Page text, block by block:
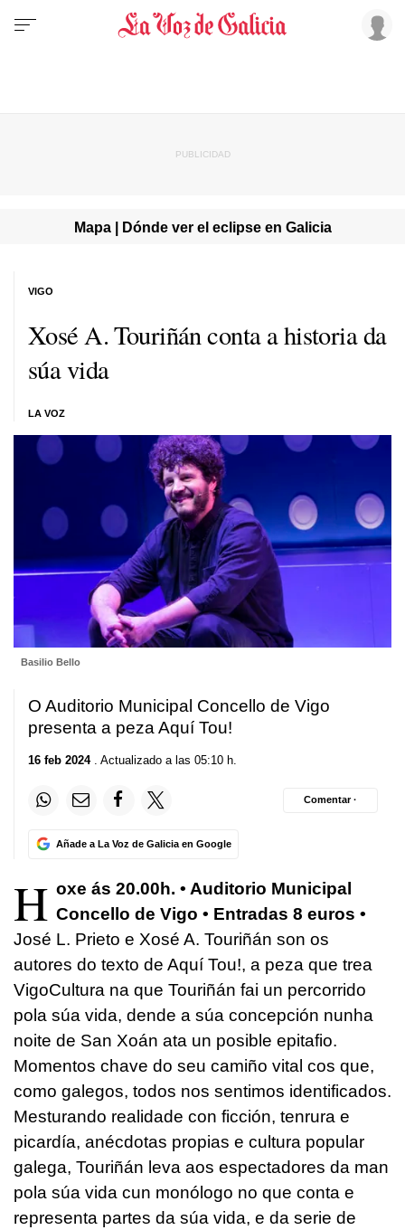
Mapa | Dónde ver el eclipse en Galicia
Xosé A. Touriñán conta a historia da
súa vida
LA VOZ
VIGO
Basilio Bello
O Auditorio Municipal Concello de Vigo
presenta a peza Aquí Tou!
16 feb 2024. Actualizado a las 05:10 h.
Añade a La Voz de Galicia en Google
Comentar ·
H oxe ás 20.00h. • Auditorio Municipal
Concello de Vigo • Entradas 8 euros •
José L. Prieto e Xosé A. Touriñán son os
autores do texto de Aquí Tou!, a peza que trea
VigoCultura na que Touriñán fai un percorrido
pola súa vida, dende a súa concepción nunha
noite de San Xoán ata un posible epitafio.
Momentos chave do seu camiño vital cos que,
como galegos, todos nos sentimos identificados.
Mesturando realidade con ficción, tenrura e
picardía, anécdotas propias e cultura popular
galega, Touriñán leva aos espectadores da man
pola súa vida cun monólogo no que conta e
representa partes da súa vida, e da serie de